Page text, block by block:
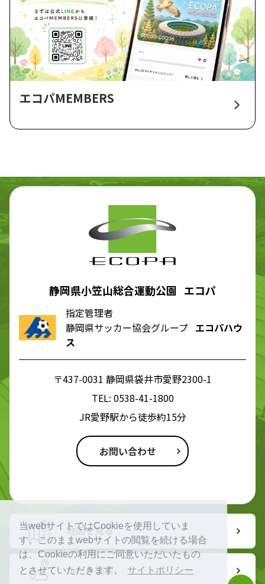
当webサイトではCookieを使用していま
す。このままwebサイトの閲覧を続ける場合
は、Cookieの利用にご同意いただいたもの
とさせていただきます。
サイトポリシー
エコパMEMBERS
静岡県小笠山総合運動公園 エコパ
指定管理者
静岡県サッカー協会グループ エコパハウ
ス
〒437-0031 静岡県袋井市愛野2300-1
TEL: 0538-41-1800
JR愛野駅から徒歩約15分
お問い合わせ
地図を見る
ルート検索